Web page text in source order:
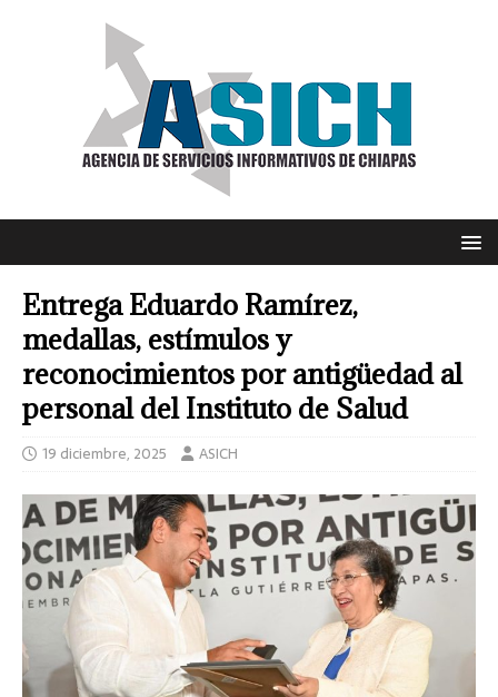
Entrega Eduardo Ramírez,
medallas, estímulos y
reconocimientos por antigüedad al
personal del Instituto de Salud
19 diciembre, 2025 ASICH